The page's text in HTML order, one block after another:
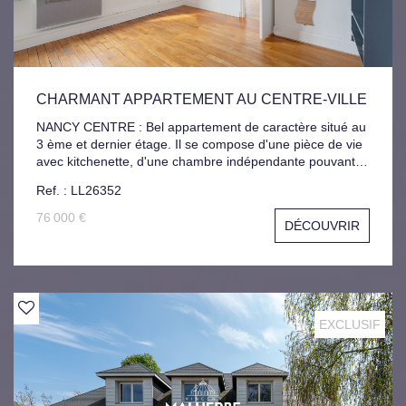
CHARMANT APPARTEMENT AU CENTRE-VILLE
NANCY CENTRE : Bel appartement de caractère situé au
3 ème et dernier étage. Il se compose d'une pièce de vie
avec kitchenette, d'une chambre indépendante pouvant
d'eau. À proximité immédiate des commerces et
transports, ce bien conviendra aussi bien à un
investisseur qu'à un primo-accédant. Libre de suite.
Logement à consommation énergétique excessive :
Classe F. La présente annonce immobilière a été rédigée
immatriculée au RSAC de NANCY sous le numéro
900325341.
Ref. : LL26352
76 000 €
DÉCOUVRIR
EXCLUSIF